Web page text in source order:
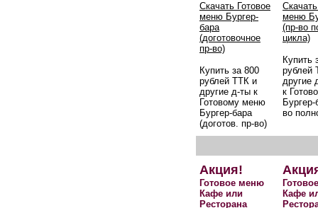
Скачать Готовое
меню Бургер-
бара
(доготовочное
пр-во)
Купить за 800
рублей ТТК и
другие д-ты к
Готовому меню
Бургер-бара
(доготов. пр-во)
меню
(пр-во
цикла)
Купить
рублей
другие
к
во
Акция!
Готовое меню
Кафе или
Ресторана
Кафе